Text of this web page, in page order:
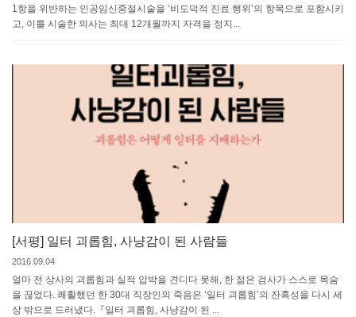
1항을 위반하는 인공임신중절시술을 ‘비도덕적 진료 행위’의 항목으로 포함시키
고, 이를 시술한 의사는 최대 12개월까지 자격을 정지...
[서평] 일터 괴롭힘, 사냥감이 된 사람들
2016.09.04
얼마 전 상사의 괴롭힘과 실적 압박을 견디다 못해, 한 젊은 검사가 스스로 목숨
을 끊었다. 쾌활했던 한 30대 직장인의 죽음은 ‘일터 괴롭힘’의 잔혹성을 다시 세
상 밖으로 드러냈다.『일터 괴롭힘, 사냥감이 된 ...